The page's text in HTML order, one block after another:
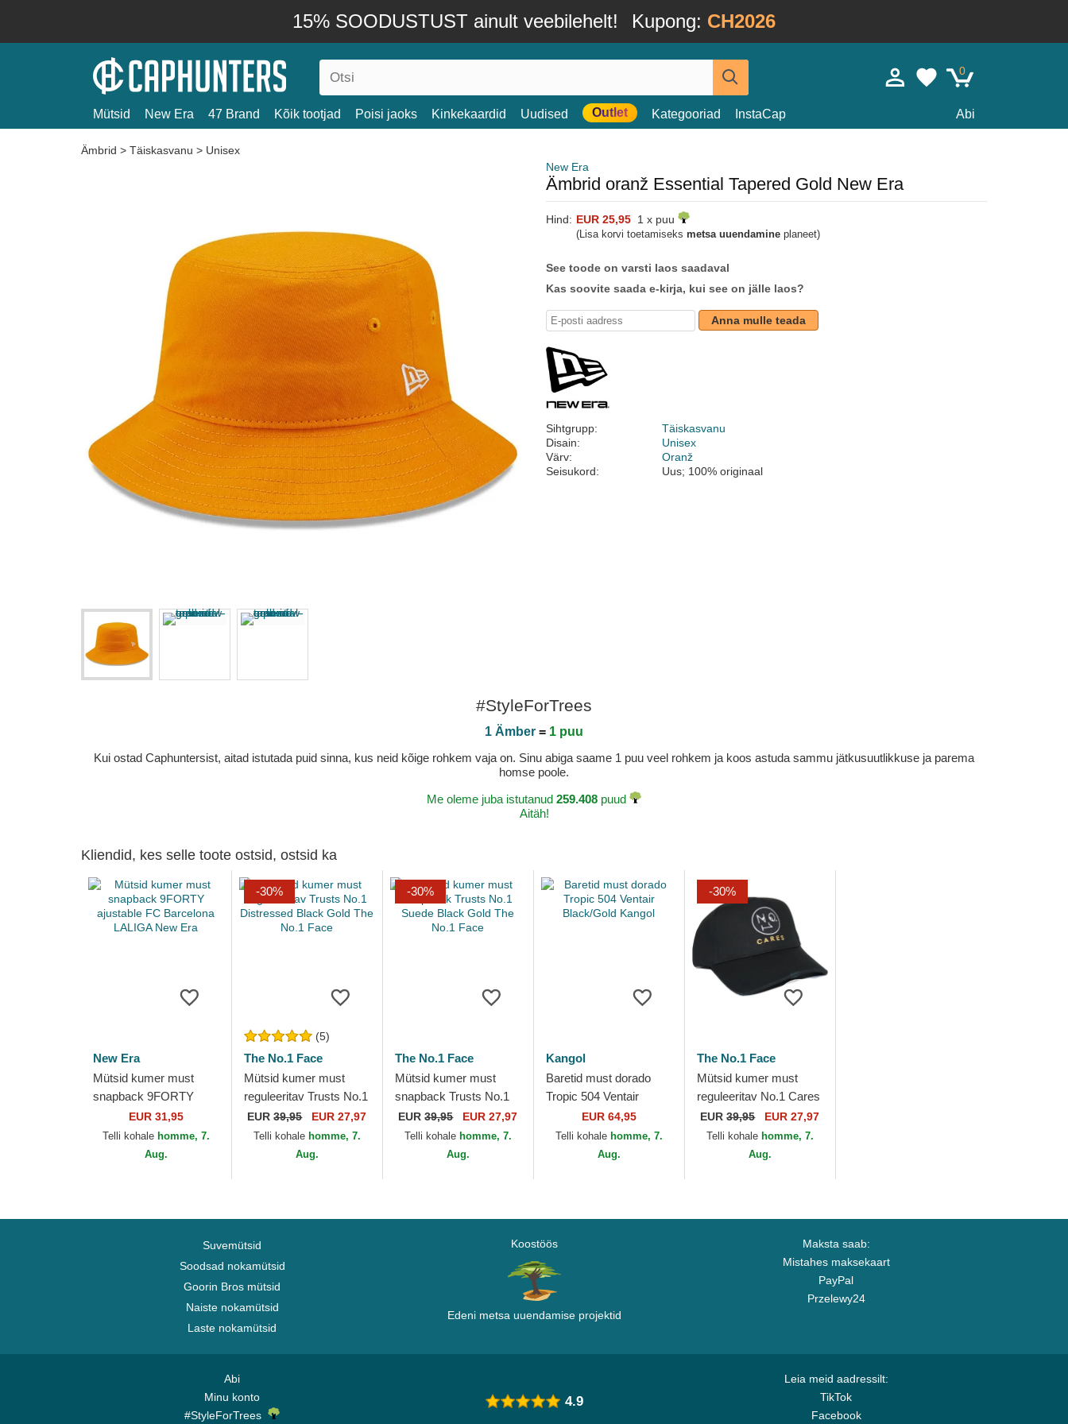
15% SOODUSTUST ainult veebilehelt! Kupong: CH2026
0
Mütsid New Era 47 Brand Kõik tootjad Poisi jaoks Kinkekaardid Uudised Outlet Kategooriad InstaCap Abi
Ämbrid > Täiskasvanu > Unisex
New Era
Ämbrid oranž Essential Tapered Gold New Era
Hind: EUR 25,95 1 x puu
(Lisa korvi toetamiseks metsa uuendamine planeet)
See toode on varsti laos saadaval
Kas soovite saada e-kirja, kui see on jälle laos?
Anna mulle teada
Sihtgrupp:
Täiskasvanu
Disain:
Unisex
Värv:
Oranž
Seisukord:
Uus; 100% originaal
#StyleForTrees
1 Ämber = 1 puu
Kui ostad Caphuntersist, aitad istutada puid sinna, kus neid kõige rohkem vaja on. Sinu abiga saame 1 puu veel rohkem ja koos astuda sammu jätkusuutlikkuse ja parema
homse poole.
Me oleme juba istutanud 259.408 puud
Aitäh!
Kliendid, kes selle toote ostsid, ostsid ka
New Era
Mütsid kumer must
snapback 9FORTY
ajustable FC Barcelona
LALIGA New Era
EUR 31,95
Telli kohale homme, 7.
Aug.
-30%
(5)
The No.1 Face
Mütsid kumer must
reguleeritav Trusts No.1
Distressed Black Gold
The No.1 Face
EUR39,95 EUR 27,97
Telli kohale homme, 7.
Aug.
-30%
The No.1 Face
Mütsid kumer must
snapback Trusts No.1
Suede Black Gold The
No.1 Face
EUR39,95 EUR 27,97
Telli kohale homme, 7.
Aug.
Kangol
Baretid must dorado
Tropic 504 Ventair
Black/Gold Kangol
EUR 64,95
Telli kohale homme, 7.
Aug.
-30%
The No.1 Face
Mütsid kumer must
reguleeritav No.1 Cares
Distressed Black Gold
The No.1 Face
EUR39,95 EUR 27,97
Telli kohale homme, 7.
Aug.
Suvemütsid
Soodsad nokamütsid
Goorin Bros mütsid
Naiste nokamütsid
Laste nokamütsid
Koostöös
Edeni metsa uuendamise projektid
Maksta saab:
Mistahes maksekaart
PayPal
Przelewy24
Abi
Minu konto
#StyleForTrees
Leia meid aadressilt:
TikTok
Facebook
4.9